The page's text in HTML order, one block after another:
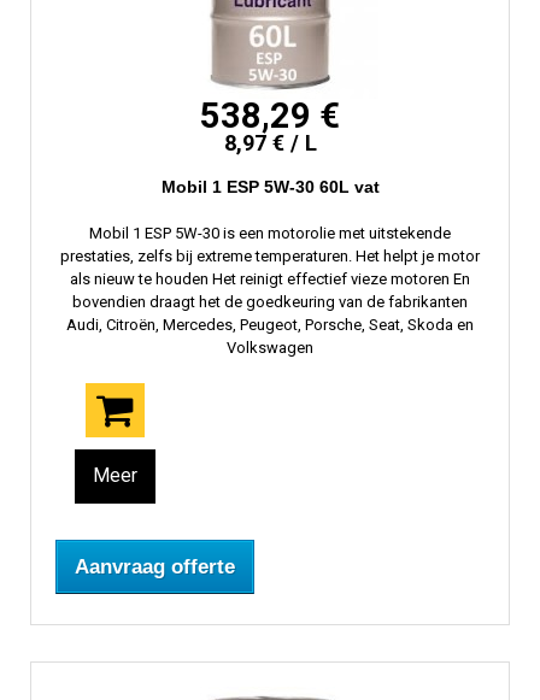
538,29 €
8,97 € / L
Mobil 1 ESP 5W-30 60L vat
Mobil 1 ESP 5W-30 is een motorolie met uitstekende
prestaties, zelfs bij extreme temperaturen. Het helpt je motor
als nieuw te houden Het reinigt effectief vieze motoren En
bovendien draagt ​​het de goedkeuring van de fabrikanten
Audi, Citroën, Mercedes, Peugeot, Porsche, Seat, Skoda en
Volkswagen
Meer
Aanvraag offerte